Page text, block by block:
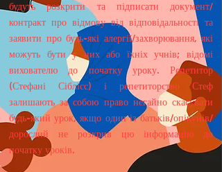
будуть розкрити та підписати документ/
контракт про відмову від відповідальності та
заявити про будь-які алергії/захворювання, які
можуть бути у них або їхніх учнів; відомі
вихователю до початку уроку. Репетитор
(Стефані Сіблісс) і репетиторство Стеф
залишають за собою право негайно скасувати
будь-який урок, якщо один із батьків/опікунів/
дорослий не розкрив цю інформацію до
початку уроків.